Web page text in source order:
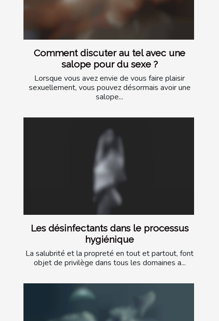
Comment discuter au tel avec une
salope pour du sexe ?
Lorsque vous avez envie de vous faire plaisir
sexuellement, vous pouvez désormais avoir une
salope...
Les désinfectants dans le processus
hygiénique
La salubrité et la propreté en tout et partout, font
objet de privilège dans tous les domaines a...